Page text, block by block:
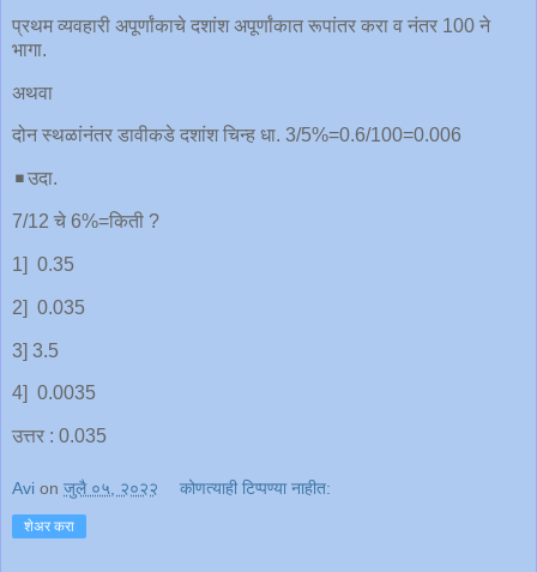
प्रथम व्यवहारी अपूर्णांकाचे दशांश अपूर्णांकात रूपांतर करा व नंतर 100 ने
भागा.
अथवा
दोन स्थळांनंतर डावीकडे दशांश चिन्ह धा. 3/5%=0.6/100=0.006
◾️उदा.
7/12 चे 6%=किती ?
1] 0.35
2] 0.035
3] 3.5
4] 0.0035
उत्तर : 0.035
Avi on जुलै ०५, २०२२ कोणत्याही टिप्पण्‍या नाहीत:
शेअर करा